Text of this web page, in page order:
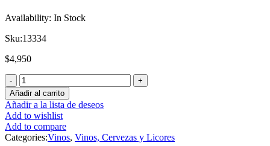
Availability: In Stock
Sku:13334
$4,950
Añadir al carrito
Añadir a la lista de deseos
Add to wishlist
Add to compare
Categories:Vinos, Vinos, Cervezas y Licores